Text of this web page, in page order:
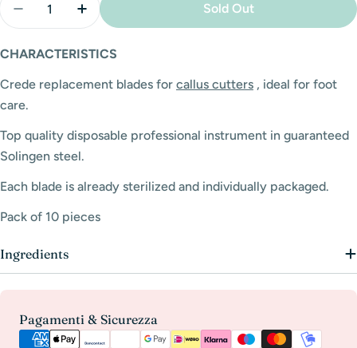
Decrease Quantity For Crede Blades - 10 Pcs
Increase Quantity For Crede Blades - 10
Sold Out
CHARACTERISTICS
Crede replacement blades for callus cutters , ideal for foot
care.
Top quality disposable professional instrument in guaranteed
Solingen steel.
Each blade is already sterilized and individually packaged.
Pack of 10 pieces
Ingredients
Pagamenti & Sicurezza
Payment
methods